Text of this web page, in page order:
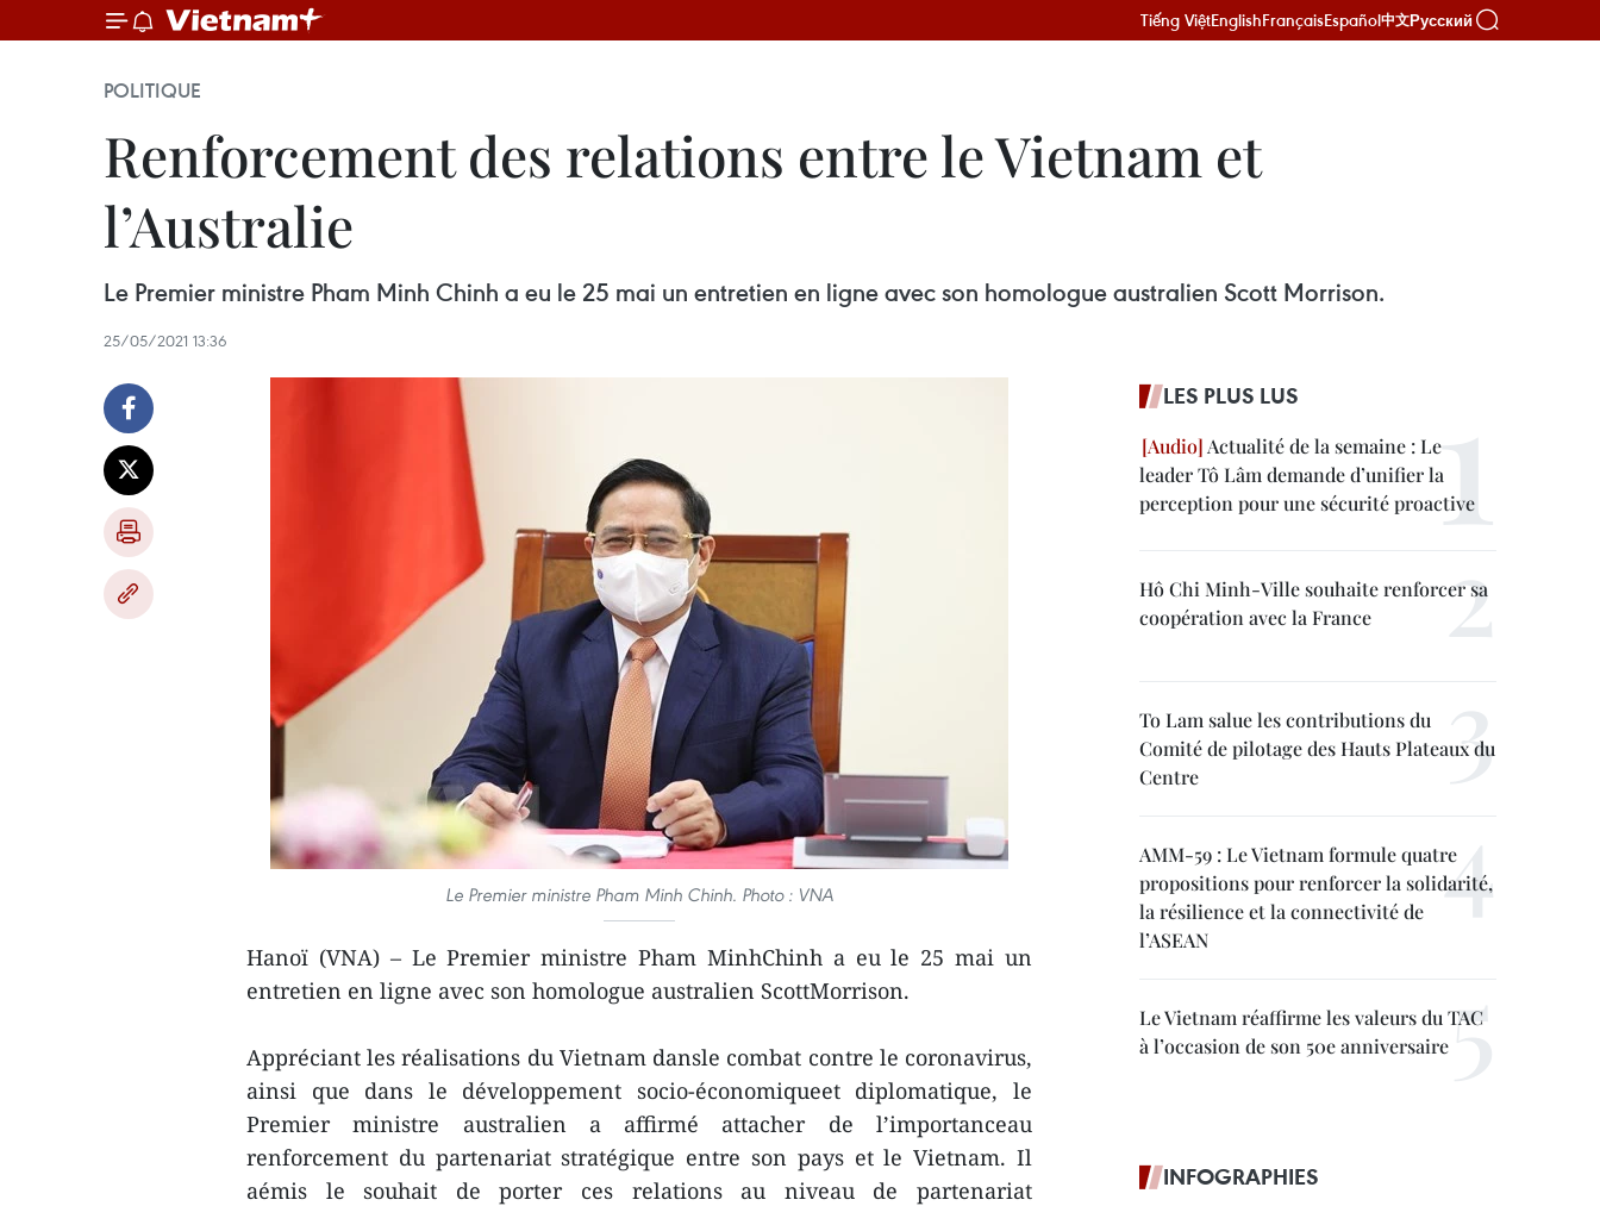
Tiếng ViệtEnglishFrançaisEspañol中文Русский
POLITIQUE
Renforcement des relations entre le Vietnam et
l’Australie
Le Premier ministre Pham Minh Chinh a eu le 25 mai un entretien en ligne avec son homologue australien Scott Morrison.
25/05/2021 13:36
Le Premier ministre Pham Minh Chinh. Photo : VNA
Hanoï (VNA) – Le Premier ministre Pham MinhChinh a eu le 25 mai un
entretien en ligne avec son homologue australien ScottMorrison.
Appréciant les réalisations du Vietnam dansle combat contre le coronavirus,
ainsi que dans le développement socio-économiqueet diplomatique, le
Premier ministre australien a affirmé attacher de l’importanceau
renforcement du partenariat stratégique entre son pays et le Vietnam. Il
aémis le souhait de porter ces relations au niveau de partenariat
LES PLUS LUS
Actualité de la semaine : Le
leader Tô Lâm demande d’unifier la
perception pour une sécurité proactive
Hô Chi Minh-Ville souhaite renforcer sa
coopération avec la France
To Lam salue les contributions du
Comité de pilotage des Hauts Plateaux du
Centre
AMM-59 : Le Vietnam formule quatre
propositions pour renforcer la solidarité,
la résilience et la connectivité de
l’ASEAN
Le Vietnam réaffirme les valeurs du TAC
à l’occasion de son 50e anniversaire
INFOGRAPHIES